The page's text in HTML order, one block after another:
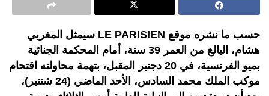
حسب ما نشره موقع LE PARISIEN سيمثل المغربي
هشام، البالغ من العمر 39 سنة، أمام المحكمة الجنائية
بميو الفرنسية، في 20 دجنبر المقبل، بتهمة محاولته اقتحام
موكب الملك محمد السادس، الأحد الماضي (24 شتنبر)،